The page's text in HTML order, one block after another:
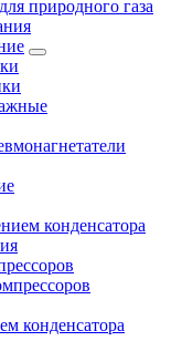
природного газа
конденсатора
конденсатора